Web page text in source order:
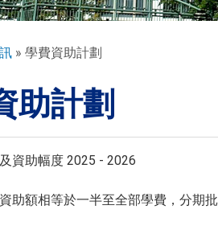
學費資助計劃
助計劃
資助幅度 2025 - 2026
助額相等於一半至全部學費，分期批